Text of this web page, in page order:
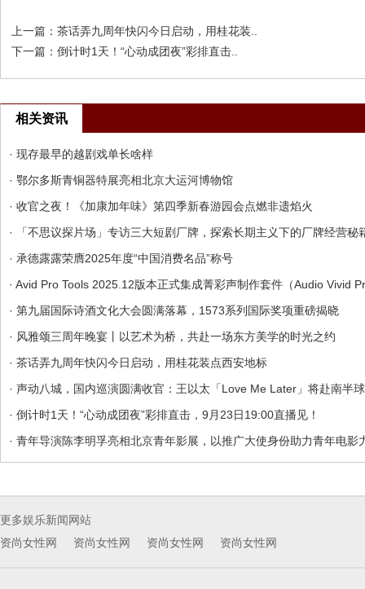
上一篇： 茶话弄九周年快闪今日启动，用桂花装..
下一篇： 倒计时1天！“心动成团夜”彩排直击..
相关资讯
· 现存最早的越剧戏单长啥样
· 鄂尔多斯青铜器特展亮相北京大运河博物馆
· 收官之夜！《加康加年味》第四季新春游园会点燃非遗焰火
· 「不思议探片场」专访三大短剧厂牌，探索长期主义下的厂牌经营秘
· 承德露露荣膺2025年度“中国消费名品”称号
· Avid Pro Tools 2025.12版本正式集成菁彩声制作套件（Audio Vivid
· 第九届国际诗酒文化大会圆满落幕，1573系列国际奖项重磅揭晓
· 风雅颂三周年晚宴丨以艺术为桥，共赴一场东方美学的时光之约
· 茶话弄九周年快闪今日启动，用桂花装点西安地标
· 声动八城，国内巡演圆满收官：王以太「Love Me Later」将赴南半
· 倒计时1天！“心动成团夜”彩排直击，9月23日19:00直播见！
· 青年导演陈李明孚亮相北京青年影展，以推广大使身份助力青年电影
更多娱乐新闻网站
资尚女性网
资尚女性网 资尚女性网 资尚女性网